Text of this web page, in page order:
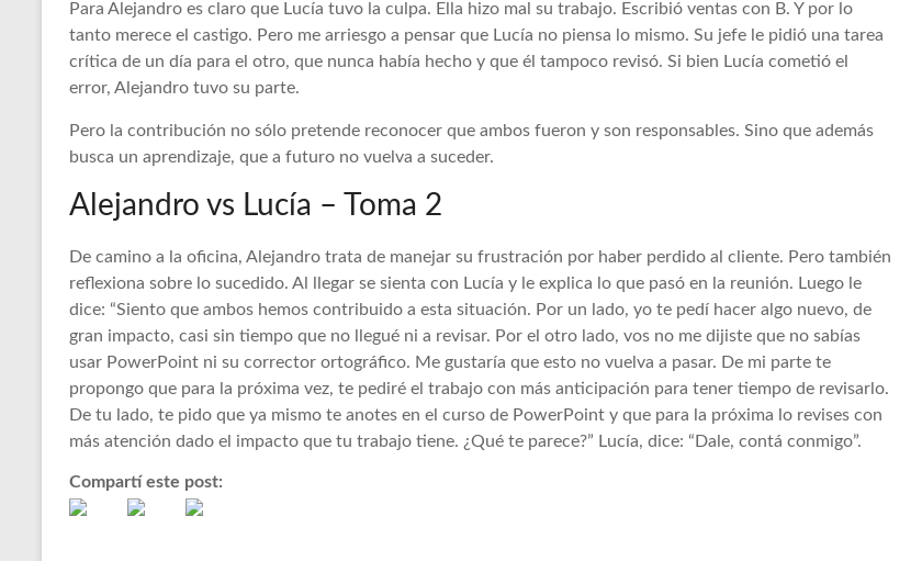
Para Alejandro es claro que Lucía tuvo la culpa. Ella hizo mal su trabajo. Escribió ventas con B. Y por lo
tanto merece el castigo. Pero me arriesgo a pensar que Lucía no piensa lo mismo. Su jefe le pidió una tarea
crítica de un día para el otro, que nunca había hecho y que él tampoco revisó. Si bien Lucía cometió el
error, Alejandro tuvo su parte.
Pero la contribución no sólo pretende reconocer que ambos fueron y son responsables. Sino que además
busca un aprendizaje, que a futuro no vuelva a suceder.
Alejandro vs Lucía – Toma 2
De camino a la oficina, Alejandro trata de manejar su frustración por haber perdido al cliente. Pero también
reflexiona sobre lo sucedido. Al llegar se sienta con Lucía y le explica lo que pasó en la reunión. Luego le
dice: “Siento que ambos hemos contribuido a esta situación. Por un lado, yo te pedí hacer algo nuevo, de
gran impacto, casi sin tiempo que no llegué ni a revisar. Por el otro lado, vos no me dijiste que no sabías
usar PowerPoint ni su corrector ortográfico. Me gustaría que esto no vuelva a pasar. De mi parte te
propongo que para la próxima vez, te pediré el trabajo con más anticipación para tener tiempo de revisarlo.
De tu lado, te pido que ya mismo te anotes en el curso de PowerPoint y que para la próxima lo revises con
más atención dado el impacto que tu trabajo tiene. ¿Qué te parece?” Lucía, dice: “Dale, contá conmigo”.
Compartí este post: